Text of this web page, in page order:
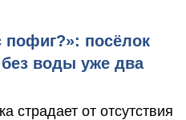
пофиг?»: посёлок
воды уже два
страдает от отсутствия